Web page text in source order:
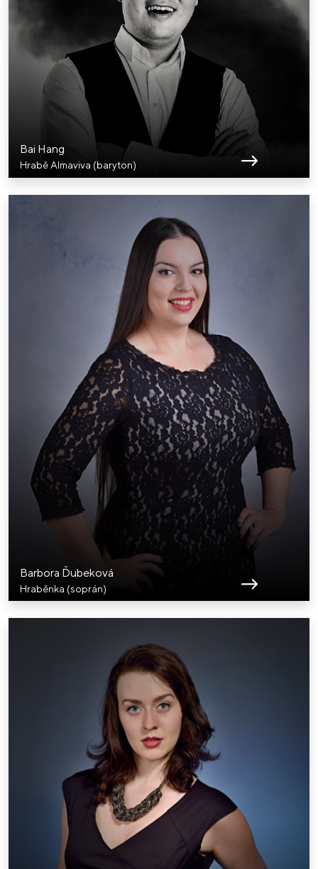
Bai Hang
Hrabě Almaviva (baryton)
Barbora Ďubeková
Hraběnka (soprán)